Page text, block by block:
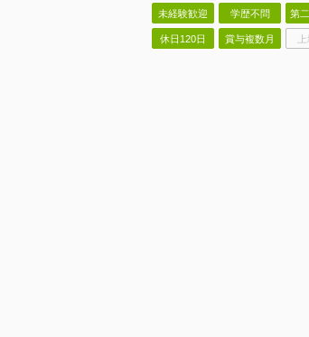
未経験歓迎 学歴不問 第
休日120日 賞与複数月